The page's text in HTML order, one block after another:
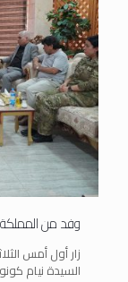
وفد من
السيدة نيام